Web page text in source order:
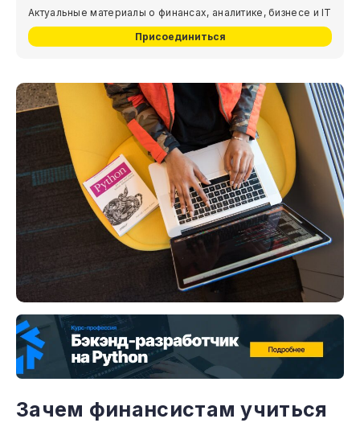
Актуальные материалы о финансах, аналитике, бизнесе и IT
Присоединиться
Зачем финансистам учиться